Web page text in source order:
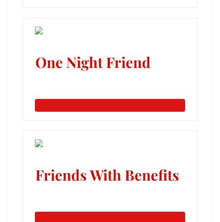
One Night Friend
Friends With Benefits